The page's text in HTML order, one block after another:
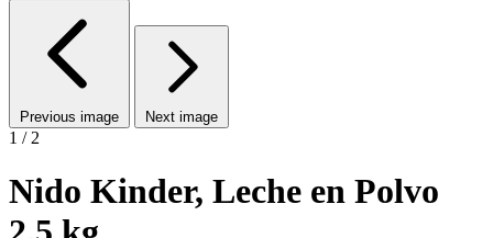
Previous image Next image
1 / 2
Nido Kinder, Leche en Polvo